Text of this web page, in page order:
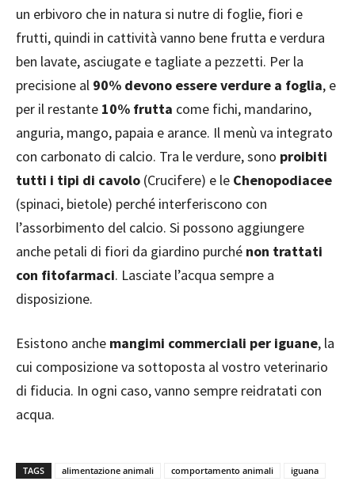
un erbivoro che in natura si nutre di foglie, fiori e
frutti, quindi in cattività vanno bene frutta e verdura
ben lavate, asciugate e tagliate a pezzetti. Per la
precisione al 90% devono essere verdure a foglia, e
per il restante 10% frutta come fichi, mandarino,
anguria, mango, papaia e arance. Il menù va integrato
con carbonato di calcio. Tra le verdure, sono proibiti
tutti i tipi di cavolo (Crucifere) e le Chenopodiacee
(spinaci, bietole) perché interferiscono con
l’assorbimento del calcio. Si possono aggiungere
anche petali di fiori da giardino purché non trattati
con fitofarmaci. Lasciate l’acqua sempre a
disposizione.
Esistono anche mangimi commerciali per iguane, la
cui composizione va sottoposta al vostro veterinario
di fiducia. In ogni caso, vanno sempre reidratati con
acqua.
TAGS alimentazione animali comportamento animali iguana